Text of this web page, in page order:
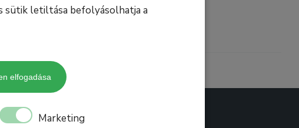
sütik letiltása befolyásolhatja a
elfogadása
Marketing
Részletek